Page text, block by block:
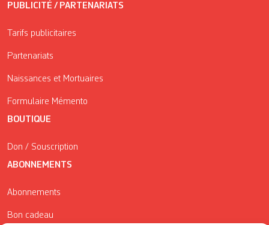
PUBLICITÉ / PARTENARIATS
Tarifs publicitaires
Partenariats
Naissances et Mortuaires
Formulaire Mémento
BOUTIQUE
Don / Souscription
ABONNEMENTS
Abonnements
Bon cadeau